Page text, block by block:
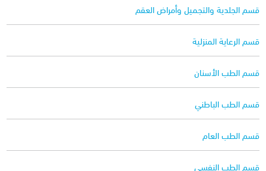
قسم الجلدية والتجميل وأمراض العقم
قسم الرعاية المنزلية
قسم الطب الأسنان
قسم الطب الباطني
قسم الطب العام
قسم الطب النفسي